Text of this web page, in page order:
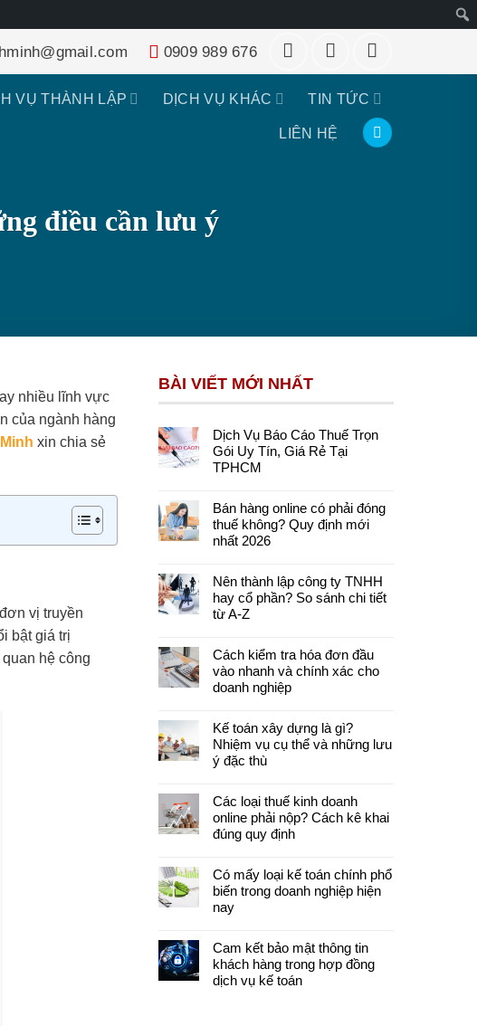
kiếm
0909 989 676
VỤ THÀNH LẬP DỊCH VỤ KHÁC TIN TỨC
LIÊN HỆ
điều cần lưu ý
nhiều lĩnh vực
của ngành hàng
xin chia sẻ
vị truyền
bật giá trị
hệ công
BÀI VIẾT MỚI NHẤT
Dịch Vụ Báo Cáo Thuế Trọn
Gói Uy Tín, Giá Rẻ Tại
TPHCM
Bán hàng online có phải đóng
thuế không? Quy định mới
nhất 2026
Nên thành lập công ty TNHH
hay cổ phần? So sánh chi tiết
từ A-Z
Cách kiểm tra hóa đơn đầu
vào nhanh và chính xác cho
doanh nghiệp
Kế toán xây dựng là gì?
Nhiệm vụ cụ thể và những lưu
ý đặc thù
Các loại thuế kinh doanh
online phải nộp? Cách kê khai
đúng quy định
Có mấy loại kế toán chính phổ
biến trong doanh nghiệp hiện
nay
Cam kết bảo mật thông tin
khách hàng trong hợp đồng
dịch vụ kế toán